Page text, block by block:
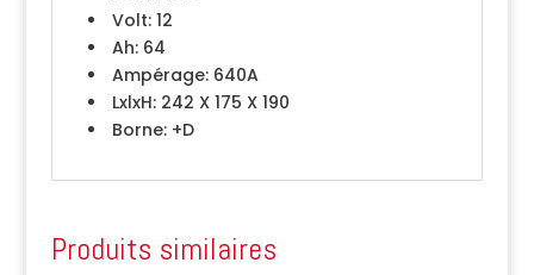
Volt:12
Ah:64
Ampérage:640A
LxlxH:242 X 175 X 190
Borne:+D
Produits similaires